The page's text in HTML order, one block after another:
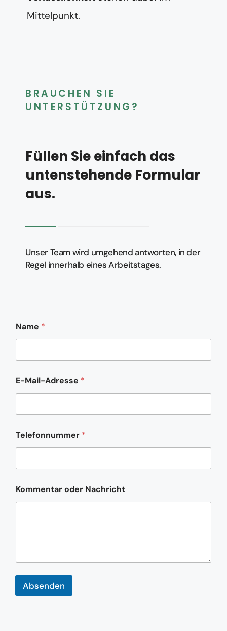
Mittelpunkt.
BRAUCHEN SIE
UNTERSTÜTZUNG?
Füllen Sie einfach das
untenstehende Formular
aus.
Unser Team wird umgehend antworten, in der
Regel innerhalb eines Arbeitstages.
Name *
E-Mail-Adresse *
a
m
N
c
h
r
a
Telefonnummer *
Kommentar oder Nachricht
Absenden